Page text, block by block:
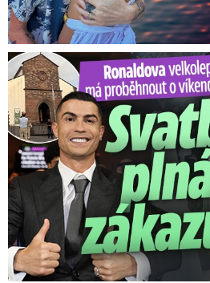
Ronaldova velkolepá veselka na